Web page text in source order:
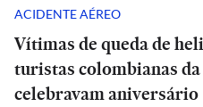
ACIDENTE AÉREO
Vítimas de queda de
turistas colombianas
celebravam aniversário